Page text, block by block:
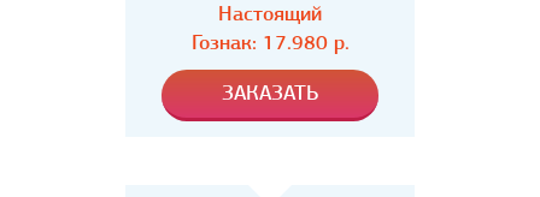
Настоящий
Гознак: 17.980р.